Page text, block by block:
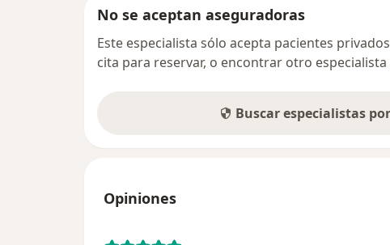
No se aceptan aseguradoras
Este especialista sólo acepta pacientes
cita para reservar, o encontrar otro
Buscar especialistas
Opiniones